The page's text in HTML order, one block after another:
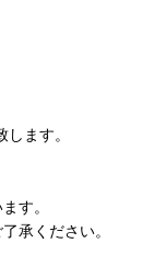
ます。
す。
承ください。